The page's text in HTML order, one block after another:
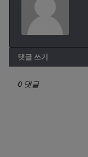
댓글 쓰기
0 댓글